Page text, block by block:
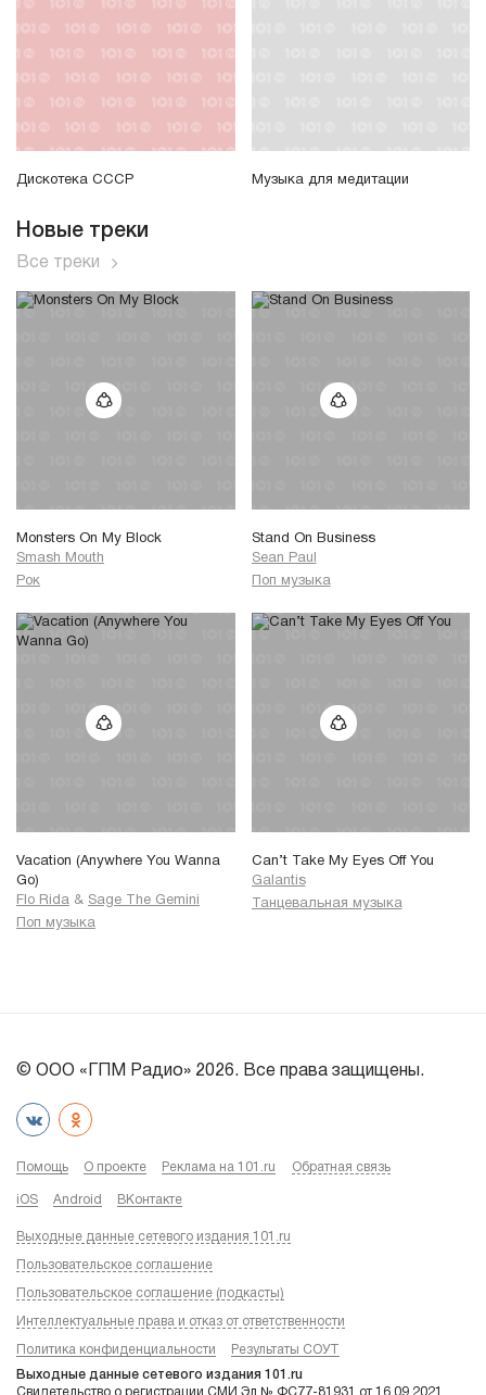
Дискотека СССР Музыка для медитации
Новые треки
Все треки
Monsters On My Block
Smash Mouth
Рок
Stand On Business
Sean Paul
Поп музыка
Vacation (Anywhere You Wanna
Go)
Flo Rida & Sage The Gemini
Поп музыка
Can’t Take My Eyes Off You
Galantis
Танцевальная музыка
© ООО «ГПМ Радио» 2026. Все права защищены.
Помощь О проекте Реклама на 101.ru Обратная связь
iOS Android ВКонтакте
Выходные данные сетевого издания 101.ru
Пользовательское соглашение
Пользовательское соглашение (подкасты)
Интеллектуальные права и отказ от ответственности
Политика конфиденциальности Результаты СОУТ
Выходные данные сетевого издания 101.ru